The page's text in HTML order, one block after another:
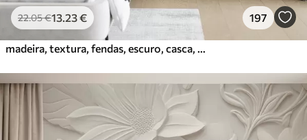
22.05€13 .23€ 197